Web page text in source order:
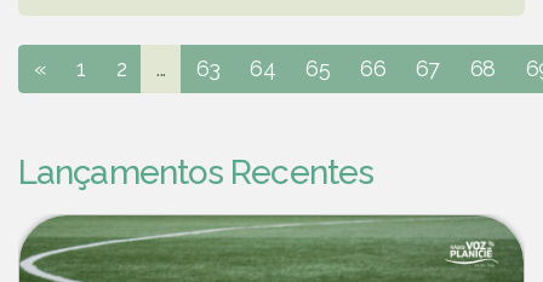
« 1 2 ... 63 64 65 66 67 68
Lançamentos Recentes